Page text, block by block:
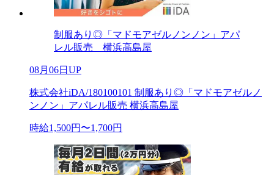
制服あり◎「マドモアゼルノンノン」アパ
レル販売 横浜高島屋
08月06日UP
株式会社iDA/180100101 制服あり◎「マドモアゼルノ
ンノン」アパレル販売 横浜高島屋
時給1,500円〜1,700円